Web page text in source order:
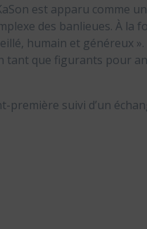
est apparu comme
des banlieues. À la
humain et généreux
tant que figurants pour
suivi d’un